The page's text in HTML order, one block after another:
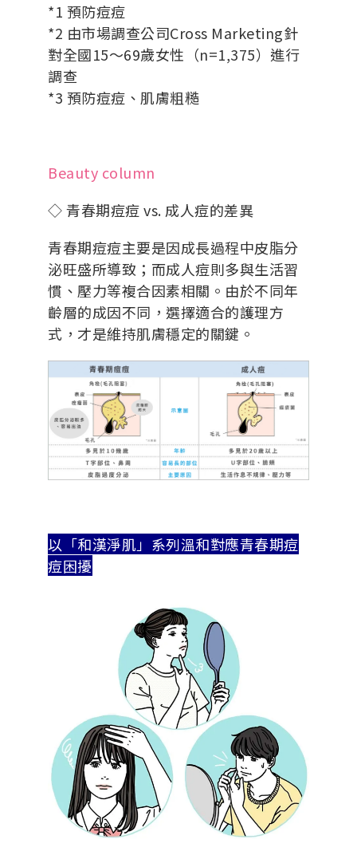
*1 預防痘痘
*2 由市場調查公司Cross Marketing針
對全國15～69歲女性（n=1,375）進行
調查
*3 預防痘痘、肌膚粗糙
Beauty column
◇ 青春期痘痘 vs. 成人痘的差異
青春期痘痘主要是因成長過程中皮脂分
泌旺盛所導致 ；而成人痘則多與生活習
慣、壓力等複合因素相關。由於不同年
齡層的成因不同，選擇適合的護理方
式，才是維持肌膚穩定的關鍵。
以「和漢淨肌」系列溫和對應青春期痘
痘困擾